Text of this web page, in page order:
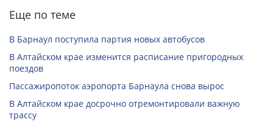
Еще по теме
В Барнаул поступила партия новых автобусов
В Алтайском крае изменится расписание пригородных
поездов
Пассажиропоток аэропорта Барнаула снова вырос
В Алтайском крае досрочно отремонтировали важную
трассу